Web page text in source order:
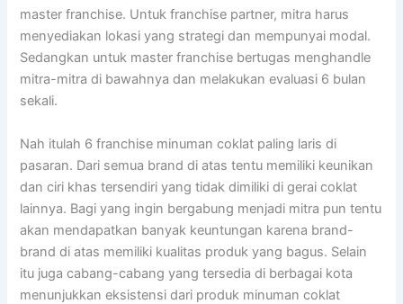
master franchise. Untuk franchise partner, mitra harus
menyediakan lokasi yang strategi dan mempunyai modal.
Sedangkan untuk master franchise bertugas menghandle
mitra-mitra di bawahnya dan melakukan evaluasi 6 bulan
sekali.
Nah itulah 6 franchise minuman coklat paling laris di
pasaran. Dari semua brand di atas tentu memiliki keunikan
dan ciri khas tersendiri yang tidak dimiliki di gerai coklat
lainnya. Bagi yang ingin bergabung menjadi mitra pun tentu
akan mendapatkan banyak keuntungan karena brand-
brand di atas memiliki kualitas produk yang bagus. Selain
itu juga cabang-cabang yang tersedia di berbagai kota
menunjukkan eksistensi dari produk minuman coklat